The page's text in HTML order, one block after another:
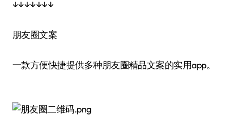
↓↓↓↓↓↓↓
朋友圈文案
一款方便快捷提供多种朋友圈精品文案的实用app。